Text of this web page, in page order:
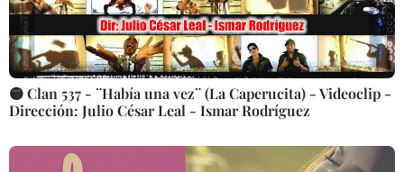
🟡 Clan 537 - ¨Había una vez¨ (La Caperucita) - Videoclip -
Dirección: Julio César Leal - Ismar Rodríguez